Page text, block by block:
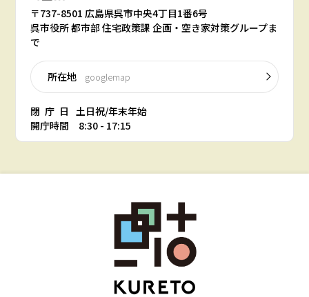
〒737-8501 広島県呉市中央4丁目1番6号
呉市役所 都市部 住宅政策課 企画・空き家対策グループま
で
所在地 googlemap
閉庁日
土日祝/年末年始
開庁時間 8:30 - 17:15